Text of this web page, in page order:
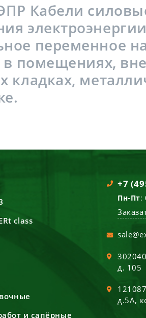
Кабели
переменное
в помещениях,
кладках,
class
и сапёрные
+7
Пн-Пт:
302040
д. 105
121087
д.5А,